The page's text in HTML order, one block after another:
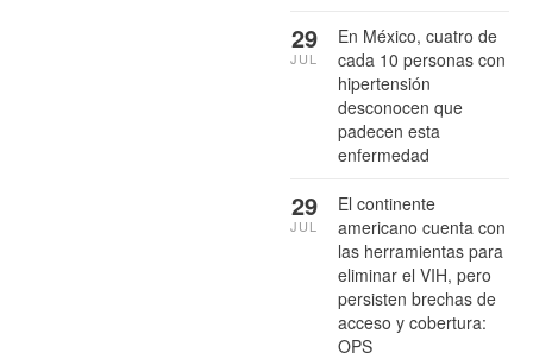
En México, cuatro de
cada 10 personas con
hipertensión
desconocen que
padecen esta
enfermedad
29
JUL
El continente
americano cuenta con
las herramientas para
eliminar el VIH, pero
persisten brechas de
acceso y cobertura:
OPS
29
JUL